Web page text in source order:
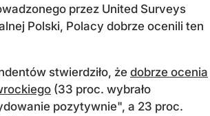
przez United Surveys
Polski, Polacy dobrze ocenili ten
stwierdziło, że dobrze ocenia
(33 proc. wybrało
pozytywnie", a 23 proc.